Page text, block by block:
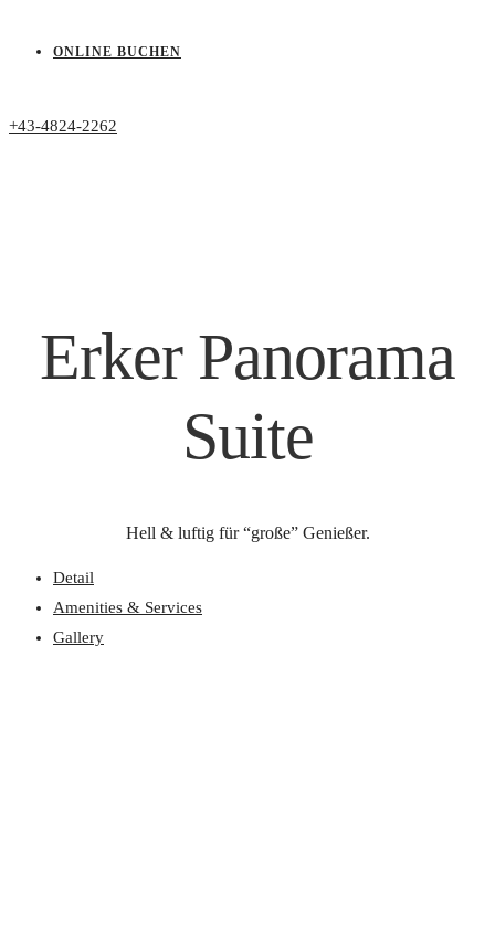
ONLINE BUCHEN
+43-4824-2262
Erker Panorama
Suite
Hell & luftig für “große” Genießer.
Detail
Amenities & Services
Gallery